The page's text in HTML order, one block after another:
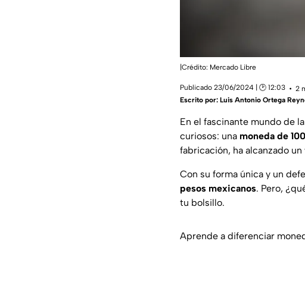
|Crédito: Mercado Libre
Publicado 23/06/2024 | 🕑 12:03
2
Escrito por: Luis Antonio Ortega
En el fascinante mundo de la
curiosos: una moneda de
fabricación, ha alcanzado
Con su forma única y un
pesos mexicanos. Pero,
tu bolsillo.
Aprende a diferenciar